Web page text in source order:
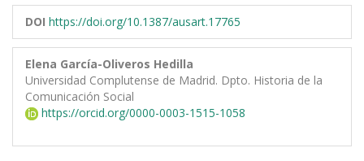
DOI https://doi.org/10.1387/ausart.17765
Elena García-Oliveros Hedilla
Universidad Complutense de Madrid. Dpto. Historia de la
Comunicación Social
https://orcid.org/0000-0003-1515-1058